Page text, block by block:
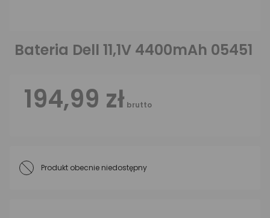
Bateria Dell 11,1V 4400mAh 05451
194,99 zł brutto
Produkt obecnie niedostępny